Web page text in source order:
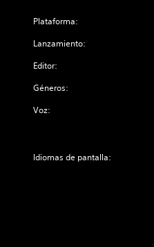
Plataforma:
Lanzamiento:
Editor:
Géneros:
Voz:
Idiomas de pantalla: